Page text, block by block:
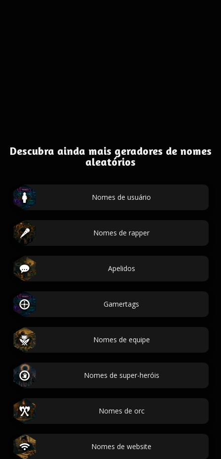
Descubra ainda mais geradores de nomes
aleatórios
Nomes de usuário
Nomes de rapper
Apelidos
Gamertags
Nomes de equipe
Nomes de super-heróis
Nomes de orc
Nomes de website